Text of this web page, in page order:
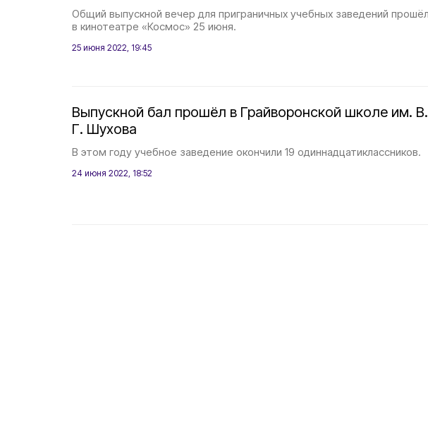
Общий выпускной вечер для приграничных учебных заведений прошёл
в кинотеатре «Космос» 25 июня.
25 июня 2022, 19:45
Выпускной бал прошёл в Грайворонской школе им. В.
Г. Шухова
В этом году учебное заведение окончили 19 одиннадцатиклассников.
24 июня 2022, 18:52